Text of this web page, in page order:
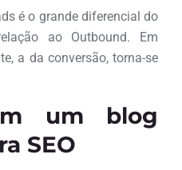
é o grande diferencial do
ao Outbound. Em
a da conversão, torna-se
um blog
SEO